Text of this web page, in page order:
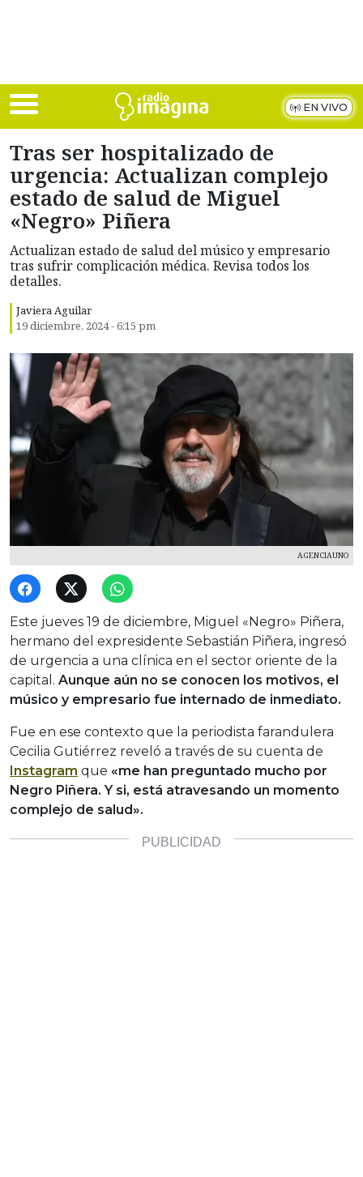
EN VIVO
Tras ser hospitalizado de
urgencia: Actualizan complejo
estado de salud de Miguel
«Negro» Piñera
Actualizan estado de salud del músico y empresario
tras sufrir complicación médica. Revisa todos los
detalles.
Javiera Aguilar
19 diciembre, 2024 - 6:15 pm
AGENCIAUNO
Este jueves 19 de diciembre, Miguel «Negro» Piñera,
hermano del expresidente Sebastián Piñera, ingresó
de urgencia a una clínica en el sector oriente de la
capital. Aunque aún no se conocen los motivos, el
músico y empresario fue internado de inmediato.
Fue en ese contexto que la periodista farandulera
Cecilia Gutiérrez reveló a través de su cuenta de
Instagram que «me han preguntado mucho por
Negro Piñera. Y si, está atravesando un momento
complejo de salud».